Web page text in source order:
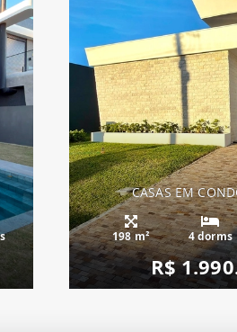
CASAS EM
198 m² 4 dorms
R$